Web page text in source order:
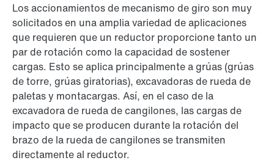
Los accionamientos de mecanismo de giro son muy
solicitados en una amplia variedad de aplicaciones
que requieren que un reductor proporcione tanto un
par de rotación como la capacidad de sostener
cargas. Esto se aplica principalmente a grúas (grúas
de torre, grúas giratorias), excavadoras de rueda de
paletas y montacargas. Así, en el caso de la
excavadora de rueda de cangilones, las cargas de
impacto que se producen durante la rotación del
brazo de la rueda de cangilones se transmiten
directamente al reductor.